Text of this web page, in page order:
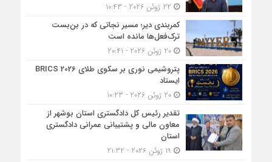
کمربندی دیر؛ مسیر نجاتی که در بن‌بست
ترک‌فعل‌ها مانده است
20 ژوئن 2026 - 20:41
پتروشیمی نوری بر سکوی طلای BRICS 2026
ایستاد
20 ژوئن 2026 - 10:23
تقدیر رئیس کل دادگستری استان بوشهر از
معاون مالی و پشتیبانی عمرانی دادگستری
استان